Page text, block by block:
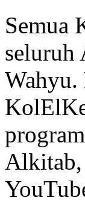
Semua
seluruh
Wahyu.
Alkitab,